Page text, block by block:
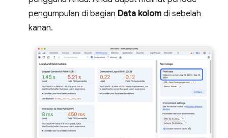
pengumpulan di bagian Data kolom di sebelah
kanan.